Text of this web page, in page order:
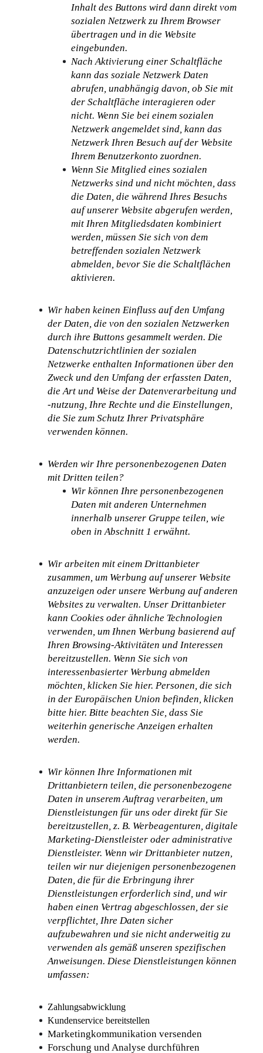
Inhalt des Buttons wird dann direkt vom
sozialen Netzwerk zu Ihrem Browser
übertragen und in die Website
eingebunden.
Nach Aktivierung einer Schaltfläche
kann das soziale Netzwerk Daten
abrufen, unabhängig davon, ob Sie mit
der Schaltfläche interagieren oder
nicht. Wenn Sie bei einem sozialen
Netzwerk angemeldet sind, kann das
Netzwerk Ihren Besuch auf der Website
Ihrem Benutzerkonto zuordnen.
Wenn Sie Mitglied eines sozialen
Netzwerks sind und nicht möchten, dass
die Daten, die während Ihres Besuchs
auf unserer Website abgerufen werden,
mit Ihren Mitgliedsdaten kombiniert
werden, müssen Sie sich von dem
betreffenden sozialen Netzwerk
abmelden, bevor Sie die Schaltflächen
aktivieren.
Wir haben keinen Einfluss auf den Umfang
der Daten, die von den sozialen Netzwerken
durch ihre Buttons gesammelt werden. Die
Datenschutzrichtlinien der sozialen
Netzwerke enthalten Informationen über den
Zweck und den Umfang der erfassten Daten,
die Art und Weise der Datenverarbeitung und
-nutzung, Ihre Rechte und die Einstellungen,
die Sie zum Schutz Ihrer Privatsphäre
verwenden können.
Werden wir Ihre personenbezogenen Daten
mit Dritten teilen?
Wir können Ihre personenbezogenen
Daten mit anderen Unternehmen
innerhalb unserer Gruppe teilen, wie
oben in Abschnitt 1 erwähnt.
Wir arbeiten mit einem Drittanbieter
zusammen, um Werbung auf unserer Website
anzuzeigen oder unsere Werbung auf anderen
Websites zu verwalten. Unser Drittanbieter
kann Cookies oder ähnliche Technologien
verwenden, um Ihnen Werbung basierend auf
Ihren Browsing-Aktivitäten und Interessen
bereitzustellen. Wenn Sie sich von
interessenbasierter Werbung abmelden
möchten, klicken Sie hier. Personen, die sich
in der Europäischen Union befinden, klicken
bitte hier. Bitte beachten Sie, dass Sie
weiterhin generische Anzeigen erhalten
werden.
Wir können Ihre Informationen mit
Drittanbietern teilen, die personenbezogene
Daten in unserem Auftrag verarbeiten, um
Dienstleistungen für uns oder direkt für Sie
bereitzustellen, z. B. Werbeagenturen, digitale
Marketing-Dienstleister oder administrative
Dienstleister. Wenn wir Drittanbieter nutzen,
teilen wir nur diejenigen personenbezogenen
Daten, die für die Erbringung ihrer
Dienstleistungen erforderlich sind, und wir
haben einen Vertrag abgeschlossen, der sie
verpflichtet, Ihre Daten sicher
aufzubewahren und sie nicht anderweitig zu
verwenden als gemäß unseren spezifischen
Anweisungen. Diese Dienstleistungen können
umfassen:
Zahlungsabwicklung
Kundenservice bereitstellen
Marketingkommunikation versenden
Forschung und Analyse durchführen